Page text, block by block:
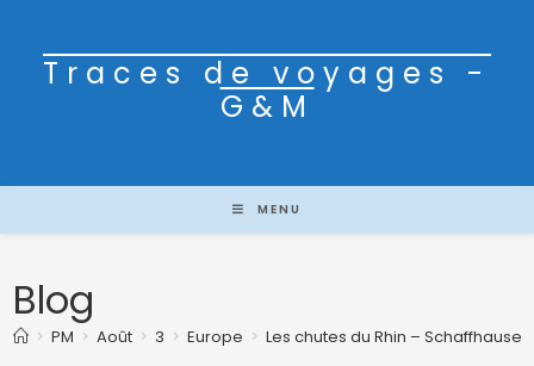
Traces de voyages -
G&M
MENU
Blog
> PM > Août > 3 > Europe > Les chutes du Rhin –